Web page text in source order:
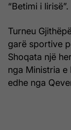
“Betimi i lirisë”.
Turneu
garë sportive
Shoqata një
nga Ministria e
edhe nga